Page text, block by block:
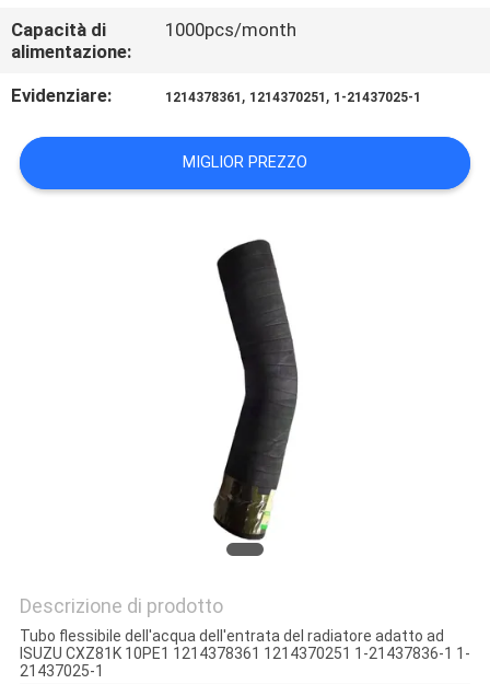
RICHIEDA
UNA
MAPPA
Capacità di
alimentazione:
1000pcs/month
Evidenziare: 1214378361 , 1214370251 , 1-21437025-1
MIGLIOR PREZZO
Descrizione di prodotto
Tubo flessibile dell'acqua dell'entrata del radiatore adatto ad
ISUZU CXZ81K 10PE1 1214378361 1214370251 1-21437836-1 1-
21437025-1